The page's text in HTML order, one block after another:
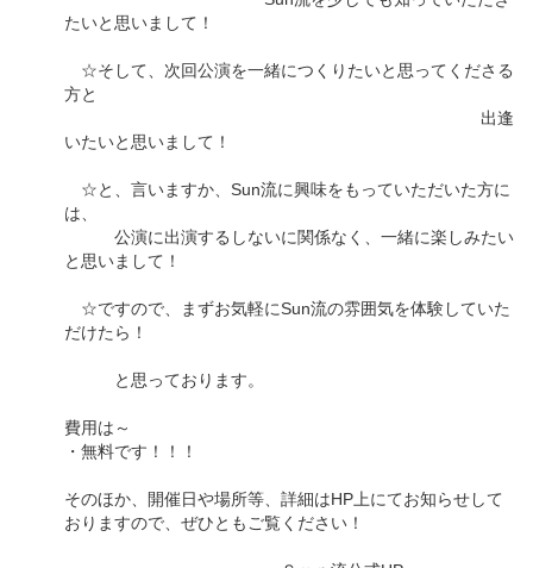
たいと思いまして！
☆そして、次回公演を一緒につくりたいと思ってくださる
方と
出逢
いたいと思いまして！
☆と、言いますか、Sun流に興味をもっていただいた方に
は、
公演に出演するしないに関係なく、一緒に楽しみたい
と思いまして！
☆ですので、まずお気軽にSun流の雰囲気を体験していた
だけたら！
と思っております。
費用は～
・無料です！！！
そのほか、開催日や場所等、詳細はHP上にてお知らせして
おりますので、ぜひともご覧ください！